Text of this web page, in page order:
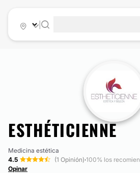
ESTHÉTICIENNE
Medicina estética
4.5
(1 Opinión)·100% los
Opinar